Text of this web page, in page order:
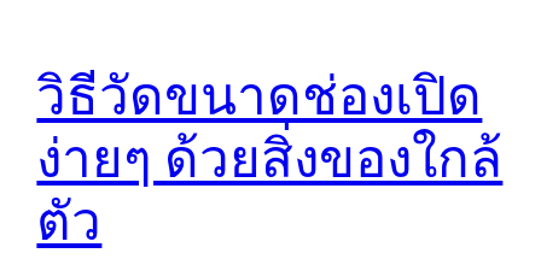
วิธีวัดขนาดช่องเปิด
ง่ายๆ ด้วยสิ่งของใกล้
ตัว